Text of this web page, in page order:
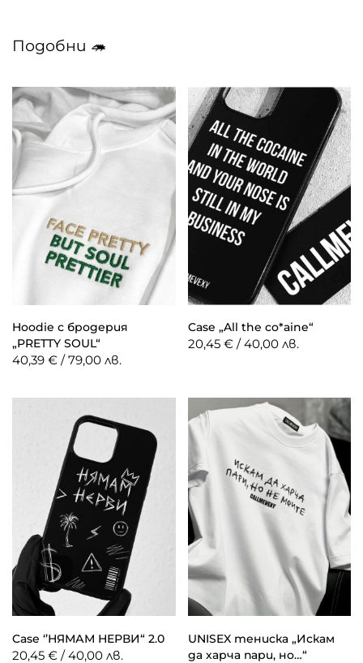
Подобни 🦔
Hoodie с бродерия
„PRETTY SOUL“
40,39 € / 79,00 лв.
Case „All the co*aine“
20,45 € / 40,00 лв.
Case ‘’НЯМАМ НЕРВИ“ 2.0
20,45 € / 40,00 лв.
UNISEX тениска „Искам
да харча пари, но…“